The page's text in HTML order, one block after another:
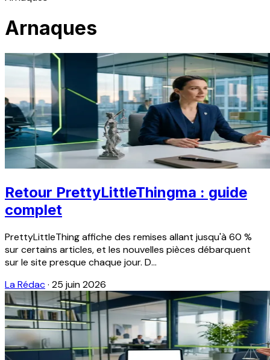
Arnaques
Retour PrettyLittleThingma : guide
complet
PrettyLittleThing affiche des remises allant jusqu'à 60 %
sur certains articles, et les nouvelles pièces débarquent
sur le site presque chaque jour. D...
La Rédac· 25 juin 2026